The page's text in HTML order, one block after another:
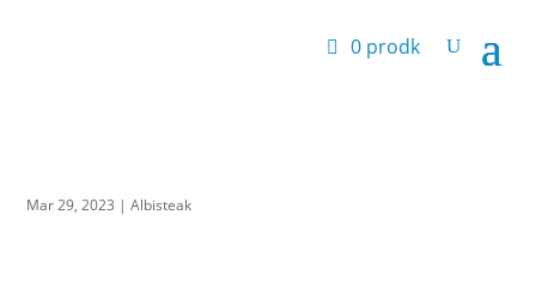
0 prodk
Mar 29, 2023 |Albisteak